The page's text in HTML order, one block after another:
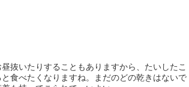
抜いたりすることもありますから、たいしたこ
食べたくなりますね。まだのどの乾きはないで